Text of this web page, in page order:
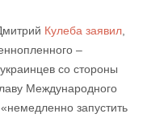
Кулеба заявил,
–
со стороны
Международного
запустить